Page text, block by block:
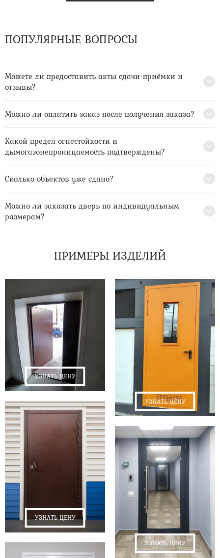
ПОПУЛЯРНЫЕ ВОПРОСЫ
Можете ли предоставить акты сдачи-приёмки и
отзывы?
Можно ли оплатить заказ после получения заказа?
Какой предел огнестойкости и
дымогазонепроницаемость подтверждены?
Сколько объектов уже сдано?
Можно ли заказать дверь по индивидуальным
размерам?
ПРИМЕРЫ ИЗДЕЛИЙ
УЗНАТЬ ЦЕНУ
УЗНАТЬ ЦЕНУ
УЗНАТЬ ЦЕНУ
УЗНАТЬ ЦЕНУ